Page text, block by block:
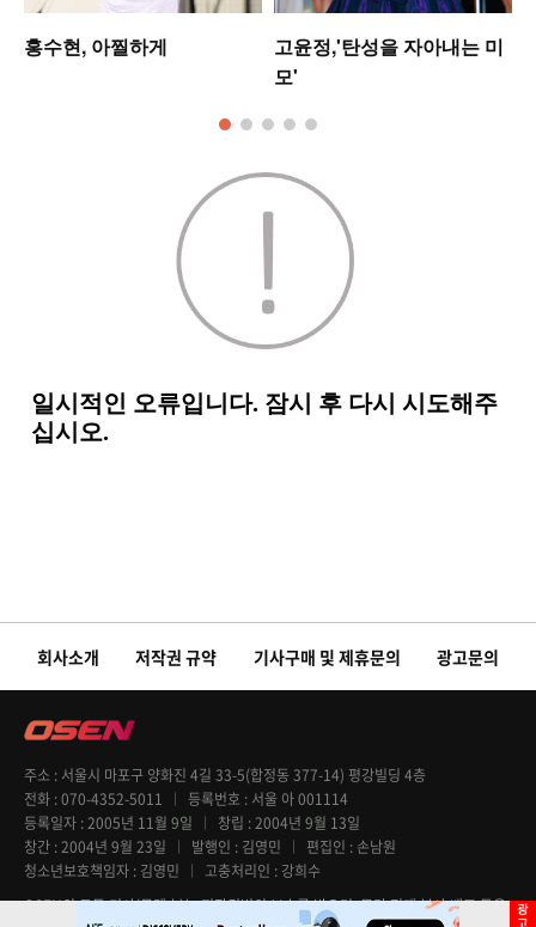
홍수현, 아찔하게
고윤정,'탄성을 자아내는 미
모'
회사소개 저작권 규약 기사구매 및 제휴문의 광고문의
주소
서울시 마포구 양화진 4길 33-5(합정동 377-14) 평강빌딩 4층
전화 070-4352-5011 등록번호
서울 아 001114
등록일자 2005년 11월 9일 창립 2004년 9월 13일
창간 2004년 9월 23일 발행인 김영민 편집인
손남원
청소년보호책임자 김영민 고충처리인
강희수
OSEN의 모든 기사(콘텐츠)는 저작권법의 보호를 받으며, 무단 전재 복사 배포 등을
엄격히 금지합니다. Copyright @ OSEN All rights reserved.